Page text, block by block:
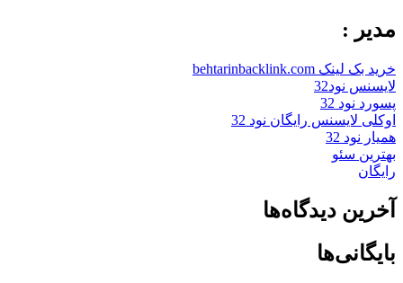
مدیر :
خرید بک لینک behtarinbacklink.com
لایسنس نود32
پسورد نود 32
اوکلی لایسنس رایگان نود 32
همیار نود 32
بهترین سئو
رایگان
آخرین دیدگاه‌ها
بایگانی‌ها